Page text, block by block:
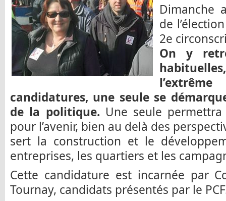
Dimanche
de
2e
On y
candidatures, une seule se
de la politique. Une seule
pour l’avenir, bien au delà des
sert la construction et le
entreprises, les quartiers et les
Cette candidature est incarnée par
Tournay, candidats présentés par le